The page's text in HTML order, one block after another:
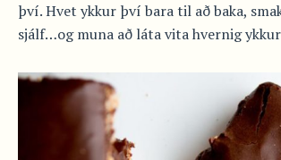
því. Hvet ykkur því bara til að baka,
sjálf…og muna að láta vita hvernig